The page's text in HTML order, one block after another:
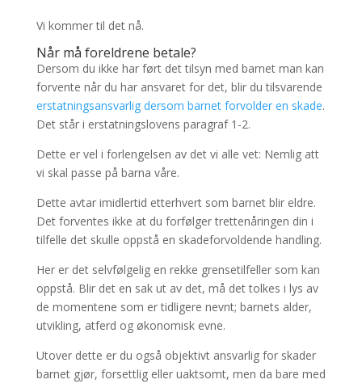
Vi kommer til det nå.
Når må foreldrene betale?
Dersom du ikke har ført det tilsyn med barnet man kan
forvente når du har ansvaret for det, blir du tilsvarende
erstatningsansvarlig dersom barnet forvolder en skade.
Det står i erstatningslovens paragraf 1-2.
Dette er vel i forlengelsen av det vi alle vet: Nemlig att
vi skal passe på barna våre.
Dette avtar imidlertid etterhvert som barnet blir eldre.
Det forventes ikke at du forfølger trettenåringen din i
tilfelle det skulle oppstå en skadeforvoldende handling.
Her er det selvfølgelig en rekke grensetilfeller som kan
oppstå. Blir det en sak ut av det, må det tolkes i lys av
de momentene som er tidligere nevnt; barnets alder,
utvikling, atferd og økonomisk evne.
Utover dette er du også objektivt ansvarlig for skader
barnet gjør, forsettlig eller uaktsomt, men da bare med